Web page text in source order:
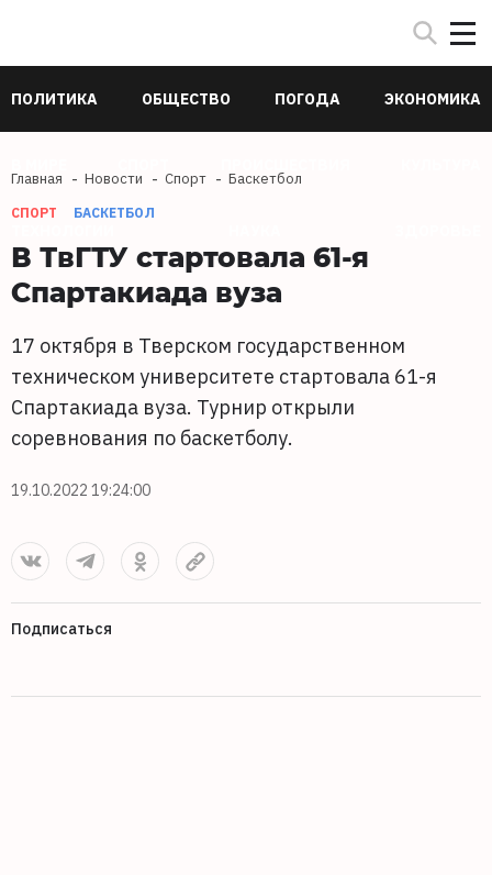
ПОЛИТИКА ОБЩЕСТВО ПОГОДА ЭКОНОМИКА
Главная Новости Спорт Баскетбол
СПОРТ БАСКЕТБОЛ
В ТвГТУ стартовала 61-я
Спартакиада вуза
17 октября в Тверском государственном
техническом университете стартовала 61-я
Спартакиада вуза. Турнир открыли
соревнования по баскетболу.
19.10.2022 19:24:00
Подписаться